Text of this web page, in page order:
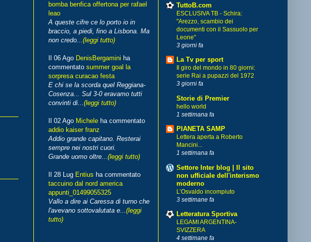
bomba benfica offertona per rafael
leao
A queste cifre ce lo porto io in
braccio, a piedi, fino a Lisbona. Ma
non credo...(leggi tutto)
Il 06 Ago DenisBergamini ha
commentato summer goal la
sorpresa curacao festa
E chi se la scorda quel Reggiana-
Cosenza... Sul 3-0 eravamo tutti
convinti di...(leggi tutto)
Il 02 Ago Michele ha commentato
addio kaiser franz
Addio grande capitano. Resterai
sempre nei nostri cuori.
Grande uomo oltre...(leggi tutto)
Il 28 Lug Entius ha commentato
taccuino dal nord america
appunti_01499055325
Vallo a dire ai Caressa di turno che
l'avevano sottovalutata e...(leggi
tutto)
TuttoB.com
ESCLUSIVA TB - Schira:
"Arezzo, scambio dei
documenti con il Sassuolo per
Leone"
3 giorni fa
La Tv per sport
Il giro del mondo in 80 giorni:
serie Rai a pupazzi del 1972
3 giorni fa
Storie di Premier
hello world
1 settimana fa
PIANETA SAMP
Lettera aperta a Roberto
Mancini...
1 settimana fa
Settore Inter blog | Il sito
non ufficiale dell'interismo
moderno
L’Osvaldo incompiuto
3 settimane fa
Letteratura Sportiva
LEGAMI ARGENTINA-
SVIZZERA
4 settimane fa